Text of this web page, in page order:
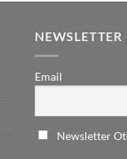
NEWSLETTER
Email
Newsletter